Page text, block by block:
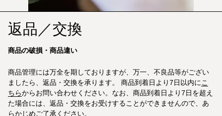
返品／交換
商品の破損・商品違い
商品管理には万全を期しておりますが、万一、不良品等がござい
ましたら、返品・交換を承ります。 商品到着日より7日以内に こ
ちらからお問い合わせください。なお、商品到着日より7日を超え
た場合には、返品・交換をお受けすることができませんので、あ
らかじめご了承ください。